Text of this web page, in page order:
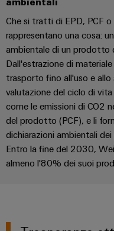
Che si tratti di EPD, PCF
rappresentano una cosa:
ambientale di un prodotto
Dall'estrazione di
trasporto fino all'uso e
valutazione del ciclo di
come le emissioni di CO2
del prodotto (PCF), e li
dichiarazioni ambientali
Entro la fine del 2030,
almeno l'80% dei suoi